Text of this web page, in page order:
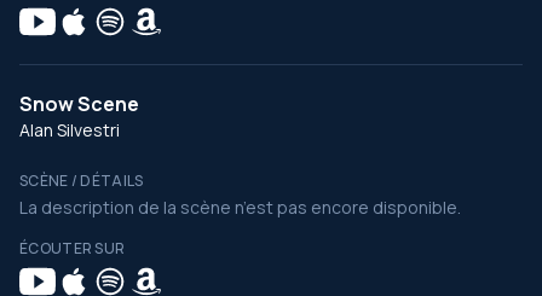
Snow Scene
Alan Silvestri
SCÈNE / DÉTAILS
La description de la scène n’est pas encore disponible.
ÉCOUTER SUR